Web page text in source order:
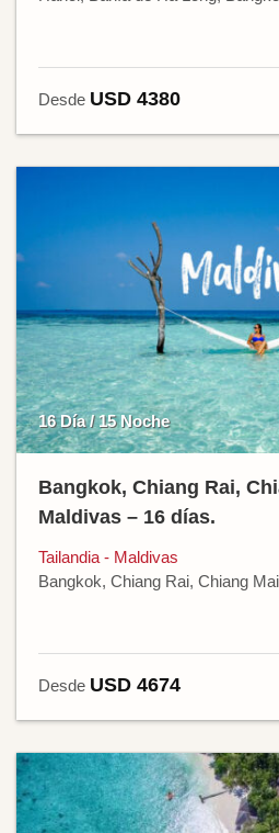
Desde USD 4380
16 Día / 15 Noche
Bangkok, Chiang Rai,
Maldivas – 16 días.
Tailandia - Maldivas
Bangkok, Chiang Rai, Chiang
Desde USD 4674